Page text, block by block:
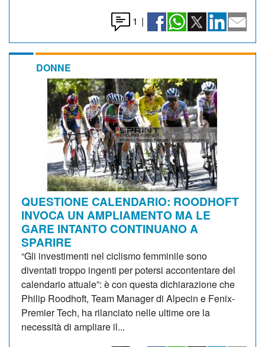
1 |
DONNE
QUESTIONE CALENDARIO: ROODHOFT
INVOCA UN AMPLIAMENTO MA LE
GARE INTANTO CONTINUANO A
SPARIRE
“Gli investimenti nel ciclismo femminile sono
diventati troppo ingenti per potersi accontentare del
calendario attuale”: è con questa dichiarazione che
Philip Roodhoft, Team Manager di Alpecin e Fenix-
Premier Tech, ha rilanciato nelle ultime ore la
necessità di ampliare il...